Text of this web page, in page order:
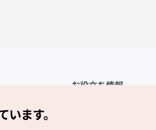
お役立ち情報
ます。